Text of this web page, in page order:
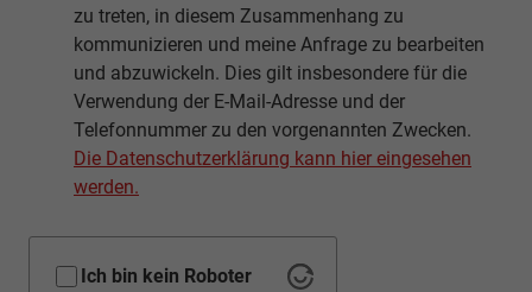
zu treten, in diesem Zusammenhang zu
kommunizieren und meine Anfrage zu bearbeiten
und abzuwickeln. Dies gilt insbesondere für die
Verwendung der E-Mail-Adresse und der
Telefonnummer zu den vorgenannten Zwecken.
Die Datenschutzerklärung kann hier eingesehen
werden.
Ich bin kein Roboter